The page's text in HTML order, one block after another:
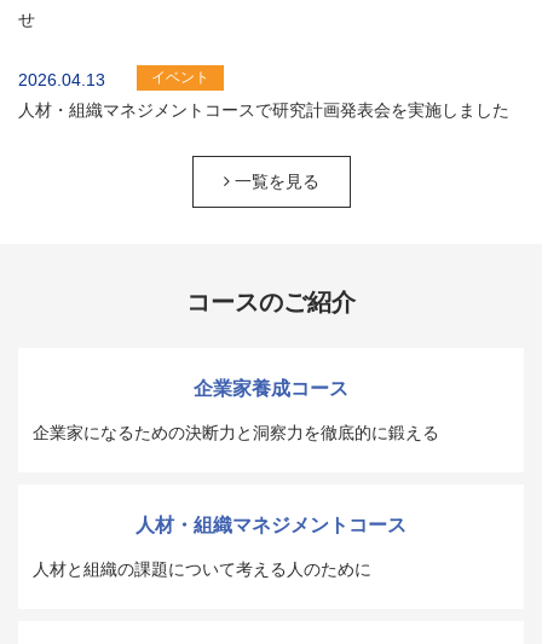
せ
2026.04.13 イベント
人材・組織マネジメントコースで研究計画発表会を実施しました
一覧を見る
コースのご紹介
企業家養成コース
企業家になるための決断力と洞察力を徹底的に鍛える
人材・組織マネジメントコース
人材と組織の課題について考える人のために